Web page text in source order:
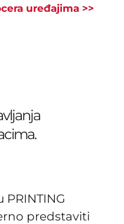
uređajima >>
PRINTING
predstaviti